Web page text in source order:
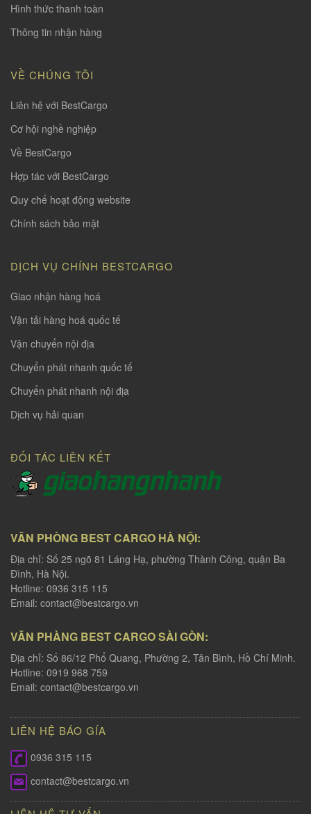
Hình thức thanh toàn
Thông tin nhận hàng
VỀ CHÚNG TÔI
Liên hệ với BestCargo
Cơ hội nghề nghiệp
Về BestCargo
Hợp tác với BestCargo
Quy chế hoạt động website
Chính sách bảo mật
DỊCH VỤ CHÍNH BESTCARGO
Giao nhận hàng hoá
Vận tải hàng hoá quốc tế
Vận chuyển nội địa
Chuyển phát nhanh quốc tế
Chuyển phát nhanh nội địa
Dịch vụ hải quan
ĐỐI TÁC LIÊN KẾT
VĂN PHÒNG BEST CARGO HÀ NỘI:
Địa chỉ: Số 25 ngõ 81 Láng Hạ, phường Thành Công, quận Ba
Đình, Hà Nội.
Hotline: 0936 315 115
Email: contact@bestcargo.vn
VĂN PHÀNG BEST CARGO SÀI GÒN:
Địa chỉ: Số 86/12 Phổ Quang, Phường 2, Tân Bình, Hồ Chí Minh.
Hotline: 0919 968 759
Email: contact@bestcargo.vn
LIÊN HỆ BÁO GÍA
0936 315 115
contact@bestcargo.vn